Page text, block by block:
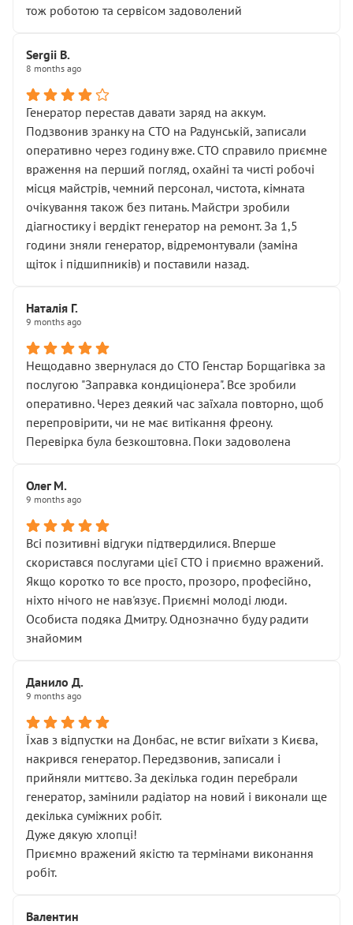
тож роботою та сервісом задоволений
Sergii B.
8 months ago
Генератор перестав давати заряд на аккум.
Подзвонив зранку на СТО на Радунській, записали
оперативно через годину вже. СТО справило приємне
враження на перший погляд, охайні та чисті робочі
місця майстрів, чемний персонал, чистота, кімната
очікування також без питань. Майстри зробили
діагностику і вердікт генератор на ремонт. За 1,5
години зняли генератор, відремонтували (заміна
щіток і підшипників) и поставили назад.
Наталія Г.
9 months ago
Нещодавно звернулася до СТО Генстар Борщагівка за
послугою "Заправка кондиціонера". Все зробили
оперативно. Через деякий час заїхала повторно, щоб
перепровірити, чи не має витікання фреону.
Перевірка була безкоштовна. Поки задоволена
Олег М.
9 months ago
Всі позитивні відгуки підтвердилися. Вперше
скористався послугами цієї СТО і приємно вражений.
Якщо коротко то все просто, прозоро, професійно,
ніхто нічого не нав'язує. Приємні молоді люди.
Особиста подяка Дмитру. Однозначно буду радити
знайомим
Данило Д.
9 months ago
Їхав з відпустки на Донбас, не встиг виїхати з Києва,
накрився генератор. Передзвонив, записали і
прийняли миттєво. За декілька годин перебрали
генератор, замінили радіатор на новий і виконали ще
декілька суміжних робіт.
Дуже дякую хлопці!
Приємно вражений якістю та термінами виконання
робіт.
Валентин